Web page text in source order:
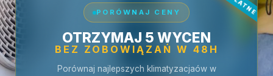
PORÓWNAJ CENY
OTRZYMAJ 5 WYCEN
BEZ ZOBOWIĄZAŃ W 48H
Porównaj najlepszych klimatyzacjaów w